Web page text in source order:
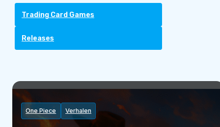
Trading Card Games
Releases
One Piece Verhalen